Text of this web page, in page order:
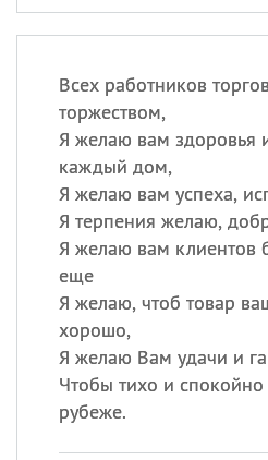
Всех работников
торжеством,
Я желаю вам здоровья
каждый дом,
Я желаю вам успеха,
Я терпения желаю,
Я желаю вам клиентов
еще
Я желаю, чтоб товар
хорошо,
Я желаю Вам удачи и
Чтобы тихо и
рубеже.